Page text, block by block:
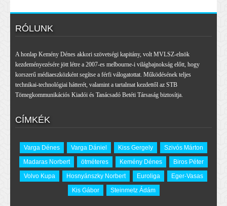
RÓLUNK
A honlap Kemény Dénes akkori szövetségi kapitány, volt MVLSZ-elnök
kezdeményezésére jött létre a 2007-es melbourne-i világbajnokság előtt, hogy
korszerű médiaeszközként segítse a férfi válogatottat. Működésének teljes
technikai-technológiai hátterét, valamint a tartalmat kezdettől az STB
Tömegkommunikációs Kiadói és Tanácsadó Betéti Társaság biztosítja.
CÍMKÉK
Varga Dénes Varga Dániel Kiss Gergely
Szivós Márton
Madaras Norbert
ötméteres Kemény Dénes
Biros Péter
Volvo Kupa
Hosnyánszky Norbert Euroliga
Eger-Vasas
Kis Gábor
Steinmetz Ádám